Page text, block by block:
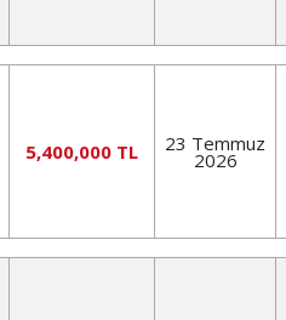
5,400,000 TL 23 Temmuz
2026